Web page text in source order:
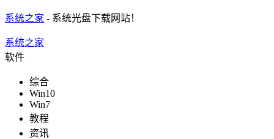
系统之家 - 系统光盘下载网站！
系统之家
软件
综合
Win10
Win7
教程
资讯